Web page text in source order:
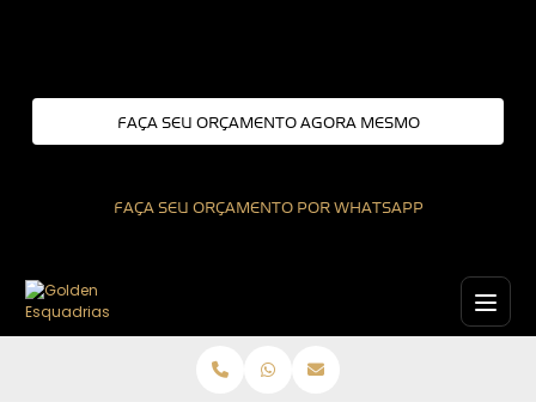
FAÇA SEU ORÇAMENTO AGORA MESMO
FAÇA SEU ORÇAMENTO POR WHATSAPP